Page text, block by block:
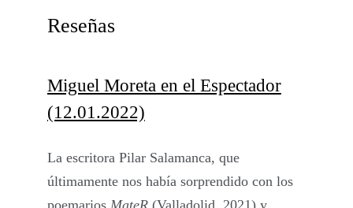
Reseñas
Miguel Moreta en el Espectador
(12.01.2022)
La escritora Pilar Salamanca, que
últimamente nos había sorprendido con los
poemarios MateR(Valladolid, 2021) y